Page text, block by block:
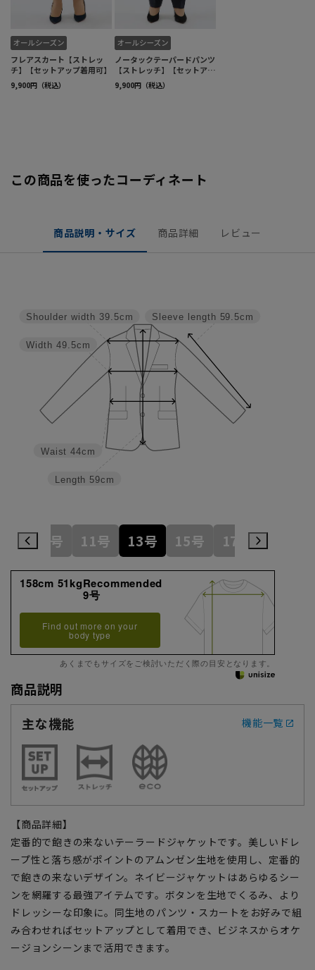
この商品を使ったコーディネート
商品説明・サイズ 商品詳細 レビュー
Sleeve length 59.5cm
Length 59cm
Waist 44cm
Width 49.5cm
Shoulder width 39.5cm
7号 9号 11号 13号 15号 17号
158cm 51kgRecommended
9号
Find out more on your
body type
あくまでもサイズをご検討いただく際の目安となります。
商品説明
主な機能
機能一覧
【商品詳細】
定番的で飽きの来ないテーラードジャケットです。美しいドレ
ープ性と落ち感がポイントのアムンゼン生地を使用し、定番的
で飽きの来ないデザイン。ネイビージャケットはあらゆるシー
ンを網羅する最強アイテムです。ボタンを生地でくるみ、より
ドレッシーな印象に。同生地のパンツ・スカートをお好みで組
み合わせればセットアップとして着用でき、ビジネスからオケ
ージョンシーンまで活用できます。